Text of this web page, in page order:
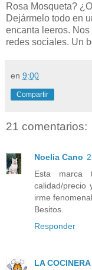
Rosa Mosqueta?
Dejármelo todo en
encanta leeros.
redes sociales. Un
en 9:00
Compartir
21 comentarios:
Noelia Cano
Esta marca
calidad/precio
irme fenomenal.
Besitos.
Responder
LA